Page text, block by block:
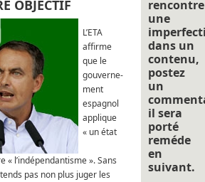
OBJECTIF
L’ETA
affirme
que le
gouverne-
ment
espagnol
applique
« un état
« l’indépendantisme ». Sans
pas non plus juger les
une
dans un
contenu,
postez
un
il sera
porté
reméde
en
suivant.